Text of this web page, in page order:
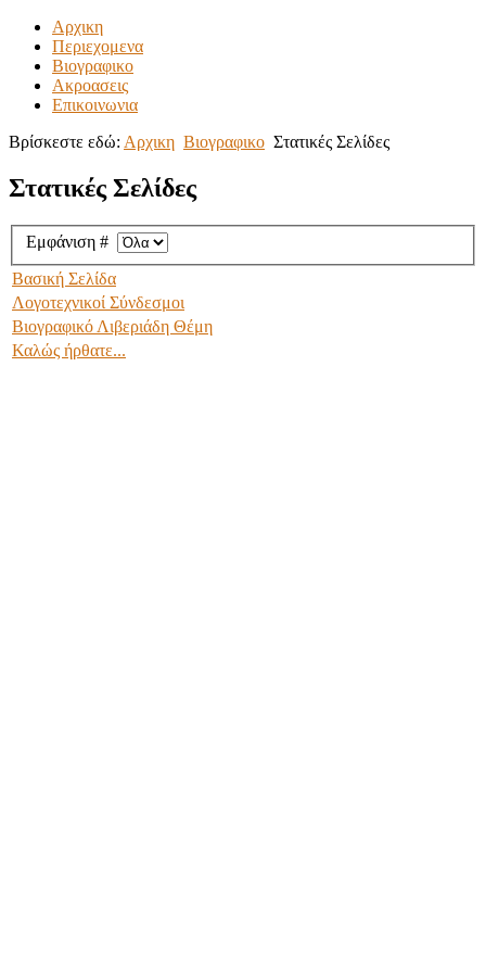
Αρχικη
Περιεχομενα
Βιογραφικο
Ακροασεις
Επικοινωνια
Βρίσκεστε εδώ: Αρχικη Βιογραφικο Στατικές Σελίδες
Στατικές Σελίδες
Εμφάνιση #
Βασική Σελίδα
Λογοτεχνικοί Σύνδεσμοι
Βιογραφικό Λιβεριάδη Θέμη
Καλώς ήρθατε...